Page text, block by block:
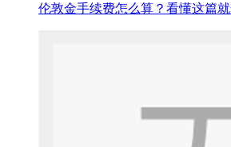
伦敦金手续费怎么算？看懂这篇